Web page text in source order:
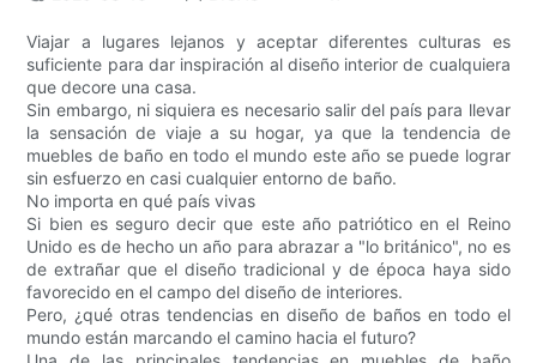
Viajar a lugares lejanos y aceptar diferentes culturas es
suficiente para dar inspiración al diseño interior de cualquiera
que decore una casa.
Sin embargo, ni siquiera es necesario salir del país para llevar
la sensación de viaje a su hogar, ya que la tendencia de
muebles de baño en todo el mundo este año se puede lograr
sin esfuerzo en casi cualquier entorno de baño.
No importa en qué país vivas
Si bien es seguro decir que este año patriótico en el Reino
Unido es de hecho un año para abrazar a "lo británico", no es
de extrañar que el diseño tradicional y de época haya sido
favorecido en el campo del diseño de interiores.
Pero, ¿qué otras tendencias en diseño de baños en todo el
mundo están marcando el camino hacia el futuro?